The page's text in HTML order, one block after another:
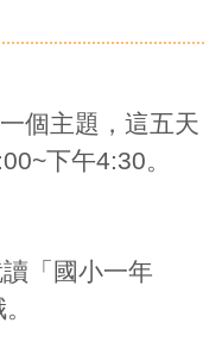
個主題，這五天
下午4:30。
「國小一年